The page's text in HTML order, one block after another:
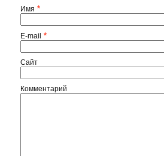
Имя *
E-mail *
Сайт
Комментарий